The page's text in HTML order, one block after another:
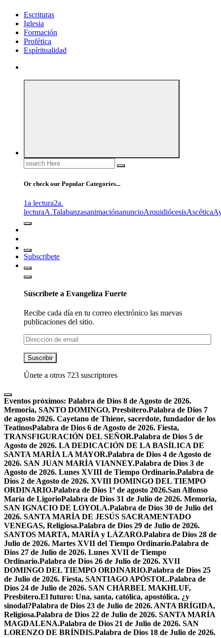
Escrituras
Iglesia
Formación
Profética
Espíritualidad
Search
for:
Or check our Popular Categories...
1a lectura2a.
lecturaA.TalabanzasanimaciónanuncioArquidiócesisAscética
Subscribete
Suscríbete a Evangeliza Fuerte
Recibe cada día en tu correo electrónico las nuevas
publicaciones del sitio.
Dirección
de
email
Suscribir
Únete a otros 723 suscriptores
Eventos próximos: Palabra de Dios 8 de Agosto de 2026.
Memoria, SANTO DOMINGO, Presbítero.Palabra de Dios 7
de agosto 2026. Cayetano de Thiene, sacerdote, fundador de los
TeatinosPalabra de Dios 6 de Agosto de 2026. Fiesta,
TRANSFIGURACIÓN DEL SEÑOR.Palabra de Dios 5 de
Agosto de 2026. LA DEDICACIÓN DE LA BASÍLICA DE
SANTA MARÍA LA MAYOR.Palabra de Dios 4 de Agosto de
2026. SAN JUAN MARÍA VIANNEY.Palabra de Dios 3 de
Agosto de 2026. Lunes XVIII de Tiempo Ordinario.Palabra de
Dios 2 de Agosto de 2026. XVIII DOMINGO DEL TIEMPO
ORDINARIO.Palabra de Dios 1º de agosto 2026.San Alfonso
María de LigorioPalabra de Dios 31 de Julio de 2026. Memoria,
SAN IGNACIO DE LOYOLA.Palabra de Dios 30 de Julio del
2026. SANTA MARÍA DE JESÚS SACRAMENTADO
VENEGAS, Religiosa.Palabra de Dios 29 de Julio de 2026.
SANTOS MARTA, MARÍA y LÁZARO.Palabra de Dios 28 de
Julio de 2026. Martes XVII del Tiempo Ordinario.Palabra de
Dios 27 de Julio de 2026. Lunes XVII de Tiempo
Ordinario.Palabra de Dios 26 de Julio de 2026. XVII
DOMINGO DEL TIEMPO ORDINARIO.Palabra de Dios 25
de Julio de 2026. Fiesta, SANTIAGO APÓSTOL.Palabra de
Dios 24 de Julio de 2026. SAN CHÁRBEL MAKHLUF,
Presbítero.El futuro: Una, santa, católica, apostólica, ¿y
sinodal?Palabra de Dios 23 de Julio de 2026. ANTA BRÍGIDA,
Religiosa.Palabra de Dios 22 de Julio de 2026. SANTA MARÍA
MAGDALENA.Palabra de Dios 21 de Julio de 2026. SAN
LORENZO DE BRÍNDIS.Palabra de Dios 18 de Julio de 2026.